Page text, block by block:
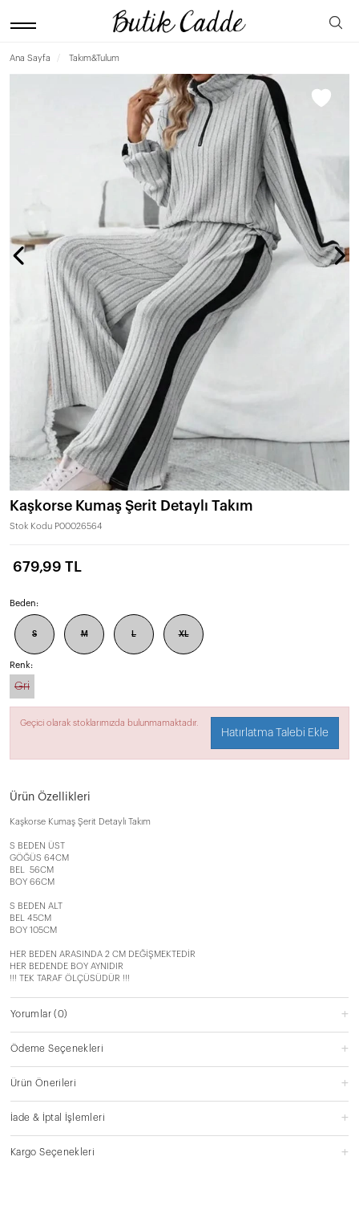
Ana Sayfa Takım&Tulum
Kaşkorse Kumaş Şerit Detaylı Takım
Stok Kodu P00026564
679,99 TL
Beden:
S M L XL
Renk:
Gri
Geçici olarak stoklarımızda bulunmamaktadır.
Hatırlatma Talebi Ekle
Ürün Özellikleri
Kaşkorse Kumaş Şerit Detaylı Takım
S BEDEN ÜST
GÖĞÜS 64CM
BEL 56CM
BOY 66CM
S BEDEN ALT
BEL 45CM
BOY 105CM
HER BEDEN ARASINDA 2 CM DEĞİŞMEKTEDİR
HER BEDENDE BOY AYNIDIR
!!! TEK TARAF ÖLÇÜSÜDÜR !!!
Yorumlar(0)
Ödeme Seçenekleri
Ürün Önerileri
İade & İptal İşlemleri
Kargo Seçenekleri